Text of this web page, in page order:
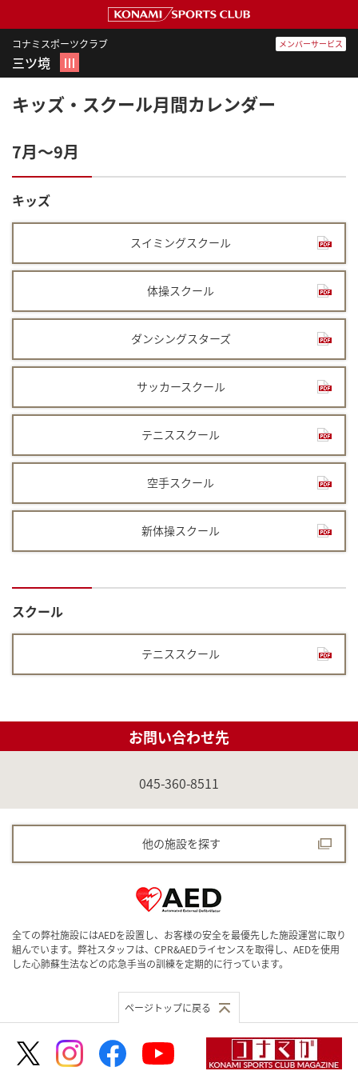
コナミスポーツクラブ
三ツ境 Ⅲ
メンバーサービス
キッズ・スクール月間カレンダー
7月～9月
キッズ
スイミングスクール
体操スクール
ダンシングスターズ
サッカースクール
テニススクール
空手スクール
新体操スクール
スクール
テニススクール
お問い合わせ先
045-360-8511
他の施設を探す
全ての弊社施設にはAEDを設置し、お客様の安全を最優先した施設運営に取り
組んでいます。弊社スタッフは、CPR&AEDライセンスを取得し、AEDを使用
した心肺蘇生法などの応急手当の訓練を定期的に行っています。
ページトップに戻る